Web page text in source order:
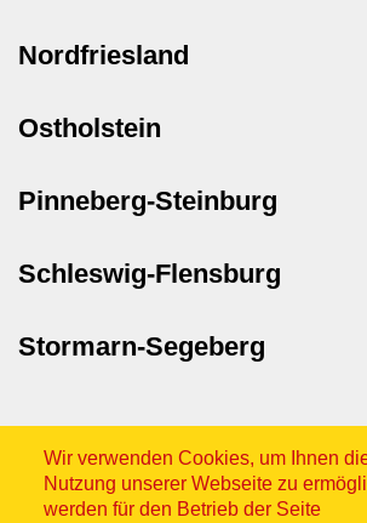
Nordfriesland
Ostholstein
Pinneberg-Steinburg
Schleswig-Flensburg
Stormarn-Segeberg
Wir verwenden Cookies, um Ihnen
Nutzung unserer Webseite zu
werden für den Betrieb der Seite